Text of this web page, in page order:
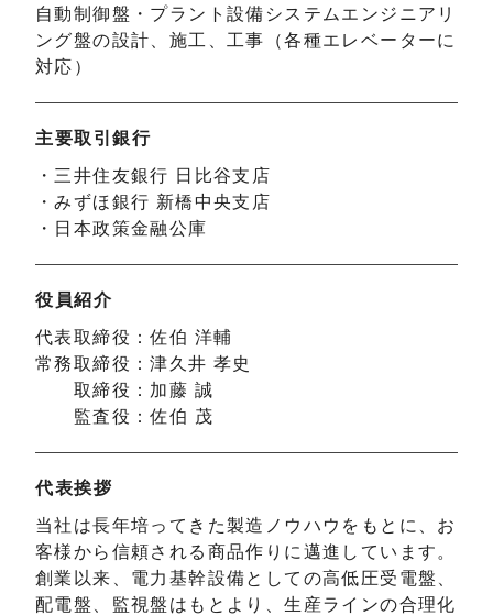
自動制御盤・プラント設備システムエンジニアリ
ング盤の設計、施工、工事（各種エレベーターに
対応）
主要取引銀行
・三井住友銀行 日比谷支店
・みずほ銀行 新橋中央支店
・日本政策金融公庫
役員紹介
代表取締役：佐伯 洋輔
常務取締役：津久井 孝史
取締役：加藤 誠
監査役：佐伯 茂
代表挨拶
当社は長年培ってきた製造ノウハウをもとに、お
客様から信頼される商品作りに邁進しています。
創業以来、電力基幹設備としての高低圧受電盤、
配電盤、監視盤はもとより、生産ラインの合理化